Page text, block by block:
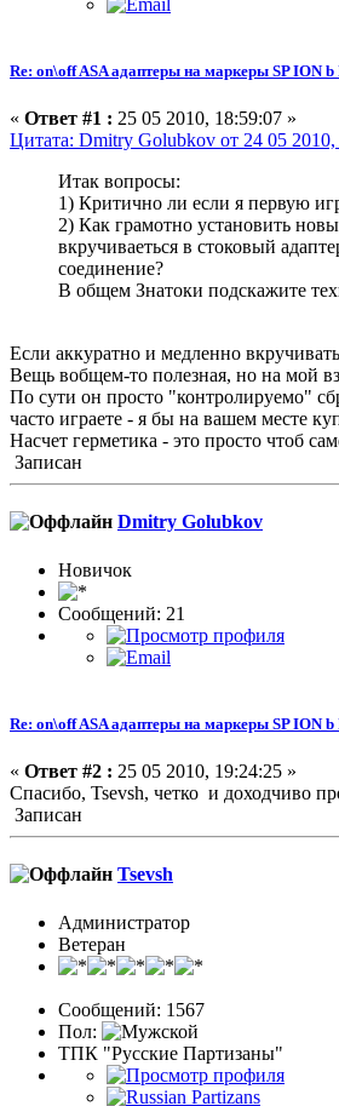
Re: on\off ASA адаптеры на маркеры SP ION
« Ответ #1 : 25 05 2010, 18:59:07 »
Цитата: Dmitry Golubkov от 24 05 2010,
Итак вопросы:
1) Критично ли если я первую
2) Как грамотно установить
вкручиваеться в стоковый
соединение?
В общем Знатоки подскажите
Если аккуратно и медленно
Вещь вобщем-то полезная, но на мой
По сути он просто "контролируемо"
часто играете - я бы на вашем месте
Насчет герметика - это просто чтоб
Записан
Dmitry Golubkov
Новичок
Сообщений: 21
Re: on\off ASA адаптеры на маркеры SP ION
« Ответ #2 : 25 05 2010, 19:24:25 »
Спасибо, Tsevsh, четко и доходчиво
Записан
Tsevsh
Администратор
Ветеран
Сообщений: 1567
Пол:
ТПК "Русские Партизаны"